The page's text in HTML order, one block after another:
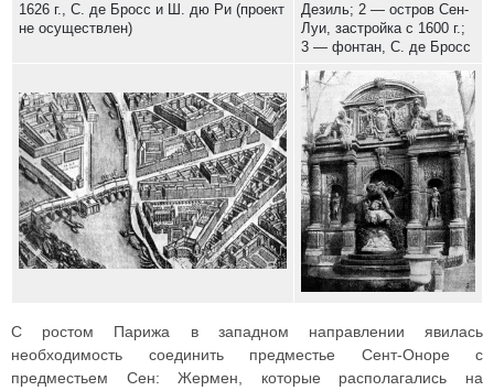
1626 г., С. де Бросс и Ш. дю Ри (проект
не осуществлен)
Дезиль; 2 — остров Сен-
Луи, застройка с 1600 г.;
3 — фонтан, С. де Бросс
С ростом Парижа в западном направлении явилась
необходимость соединить предместье Сент-Оноре с
предместьем Сен: Жермен, которые располагались на